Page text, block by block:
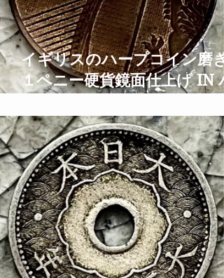
イギリスのハープコイン磨き
１ペニー硬貨鏡面仕上げ IN
PENNY Coin Polish TIme
Lapse ASMR